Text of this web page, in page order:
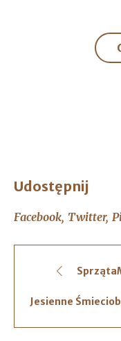
Udostępnij
Facebook Twitter
Jesienne